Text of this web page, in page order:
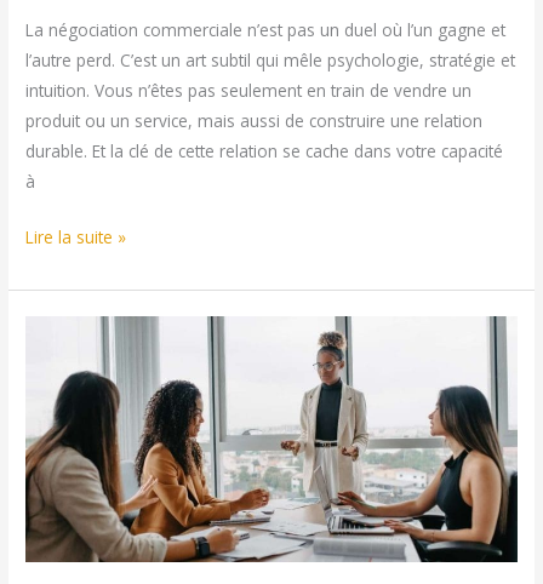
La négociation commerciale n’est pas un duel où l’un gagne et
l’autre perd. C’est un art subtil qui mêle psychologie, stratégie et
intuition. Vous n’êtes pas seulement en train de vendre un
produit ou un service, mais aussi de construire une relation
durable. Et la clé de cette relation se cache dans votre capacité
à
Négociation
:
psychologie
techniques
gagnantes
Lire la suite »